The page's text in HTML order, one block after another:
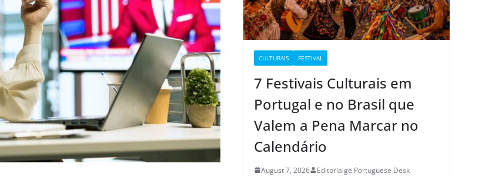
CULTURAIS FESTIVAL
7 Festivais Culturais em
Portugal e no Brasil que
Valem a Pena Marcar no
Calendário
August 7, 2026 Editorialge Portuguese Desk